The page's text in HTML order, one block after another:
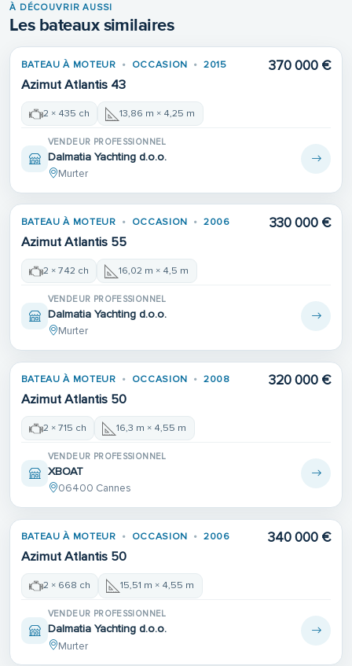
À DÉCOUVRIR AUSSI
Les bateaux similaires
BATEAU À MOTEUR OCCASION 2015
Azimut Atlantis 43
370 000 €
2 × 435 ch 13,86 m × 4,25 m
VENDEUR PROFESSIONNEL
Dalmatia Yachting d.o.o.
Murter
BATEAU À MOTEUR OCCASION 2006
Azimut Atlantis 55
330 000 €
2 × 742 ch 16,02 m × 4,5 m
VENDEUR PROFESSIONNEL
Dalmatia Yachting d.o.o.
Murter
BATEAU À MOTEUR OCCASION 2008
Azimut Atlantis 50
320 000 €
2 × 715 ch 16,3 m × 4,55 m
VENDEUR PROFESSIONNEL
XBOAT
06400 Cannes
BATEAU À MOTEUR OCCASION 2006
Azimut Atlantis 50
340 000 €
2 × 668 ch 15,51 m × 4,55 m
VENDEUR PROFESSIONNEL
Dalmatia Yachting d.o.o.
Murter